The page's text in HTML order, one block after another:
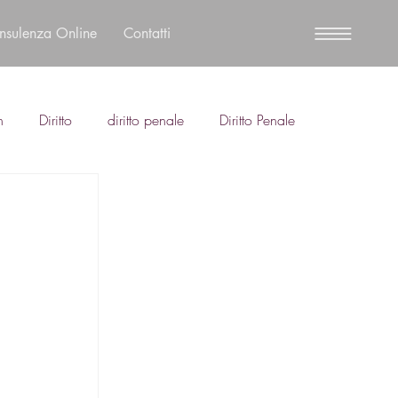
Online Contatti
Diritto diritto penale Diritto Penale